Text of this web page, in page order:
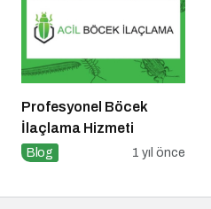
Profesyonel Böcek
İlaçlama Hizmeti
Blog 1 yıl önce